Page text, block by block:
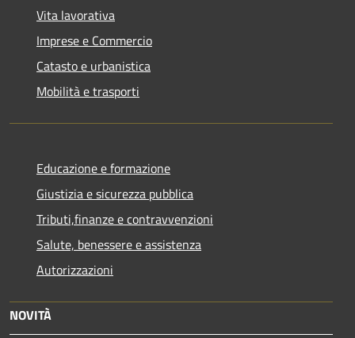
Vita lavorativa
Imprese e Commercio
Catasto e urbanistica
Mobilità e trasporti
Educazione e formazione
Giustizia e sicurezza pubblica
Tributi,finanze e contravvenzioni
Salute, benessere e assistenza
Autorizzazioni
NOVITÀ